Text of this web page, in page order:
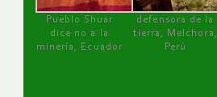
Pueblo Shuar
dice no a la
minería, Ecuador
defensora de la
tierra, Melchora,
Perú